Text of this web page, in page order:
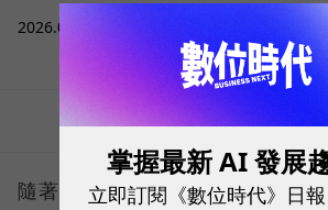
2026.08.05
隨著微軟、Google、AWS 等巨
掌握最新 AI 發展
立即訂閱《數位時代》日